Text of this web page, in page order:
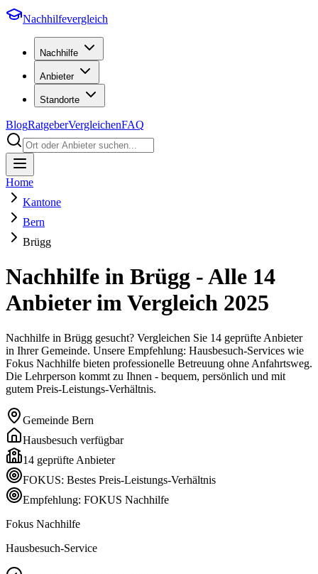
Nachhilfevergleich
Nachhilfe
Anbieter
Standorte
BlogRatgeberVergleichenFAQ
Home
Kantone
Bern
Brügg
Nachhilfe in Brügg - Alle 14
Anbieter im Vergleich 2025
Nachhilfe in Brügg gesucht? Vergleichen Sie 14 geprüfte Anbieter
in Ihrer Gemeinde. Unsere Empfehlung: Hausbesuch-Services wie
Fokus Nachhilfe bieten professionelle Betreuung ohne Anfahrtsweg.
Die Lehrperson kommt zu Ihnen - bequem, persönlich und mit
gutem Preis-Leistungs-Verhältnis.
Gemeinde Bern
Hausbesuch verfügbar
14 geprüfte Anbieter
FOKUS: Bestes Preis-Leistungs-Verhältnis
Empfehlung: FOKUS Nachhilfe
Fokus Nachhilfe
Hausbesuch-Service